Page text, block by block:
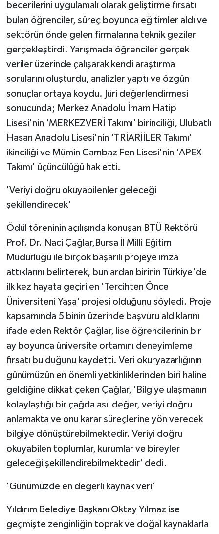
becerilerini uygulamalı olarak geliştirme fırsatı
bulan öğrenciler, süreç boyunca eğitimler aldı ve
sektörün önde gelen firmalarına teknik geziler
gerçekleştirdi. Yarışmada öğrenciler gerçek
veriler üzerinde çalışarak kendi araştırma
sorularını oluşturdu, analizler yaptı ve özgün
sonuçlar ortaya koydu. Jüri değerlendirmesi
sonucunda; Merkez Anadolu İmam Hatip
Lisesi'nin 'MERKEZVERİ Takımı' birinciliği, Ulubatlı
Hasan Anadolu Lisesi'nin 'TRİARİİLER Takımı'
ikinciliği ve Mümin Cambaz Fen Lisesi'nin 'APEX
Takımı' üçüncülüğü hak etti.
'Veriyi doğru okuyabilenler geleceği
şekillendirecek'
Ödül töreninin açılışında konuşan BTÜ Rektörü
Prof. Dr. Naci Çağlar,Bursa İl Milli Eğitim
Müdürlüğü ile birçok başarılı projeye imza
attıklarını belirterek, bunlardan birinin Türkiye'de
ilk kez hayata geçirilen 'Tercihten Önce
Üniversiteni Yaşa' projesi olduğunu söyledi. Proje
kapsamında 5 binin üzerinde başvuru aldıklarını
ifade eden Rektör Çağlar, lise öğrencilerinin bir
ay boyunca üniversite ortamını deneyimleme
fırsatı bulduğunu kaydetti. Veri okuryazarlığının
günümüzün en önemli yetkinliklerinden biri haline
geldiğine dikkat çeken Çağlar, 'Bilgiye ulaşmanın
kolaylaştığı bir çağda asıl değer, veriyi doğru
anlamakta ve onu karar süreçlerine yön verecek
bilgiye dönüştürebilmektedir. Veriyi doğru
okuyabilen toplumlar, kurumlar ve bireyler
geleceği şekillendirebilmektedir' dedi.
'Günümüzde en değerli kaynak veri'
Yıldırım Belediye Başkanı Oktay Yılmaz ise
geçmişte zenginliğin toprak ve doğal kaynaklarla